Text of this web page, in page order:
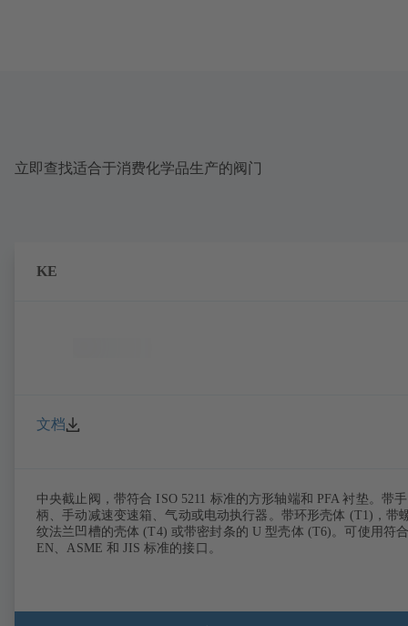
立即查找适合于消费化学品生产的阀门
KE
文档
中央截止阀，带符合 ISO 5211 标准的方形轴端和 PFA 衬垫。带手
柄、手动减速变速箱、气动或电动执行器。带环形壳体 (T1)，带
纹法兰凹槽的壳体 (T4) 或带密封条的 U 型壳体 (T6)。可使用符
EN、ASME 和 JIS 标准的接口。